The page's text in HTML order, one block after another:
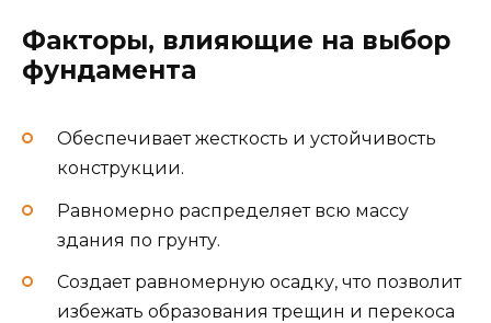
Факторы, влияющие на выбор
фундамента
Обеспечивает жесткость и устойчивость
конструкции.
Равномерно распределяет всю массу
здания по грунту.
Создает равномерную осадку, что позволит
избежать образования трещин и перекоса